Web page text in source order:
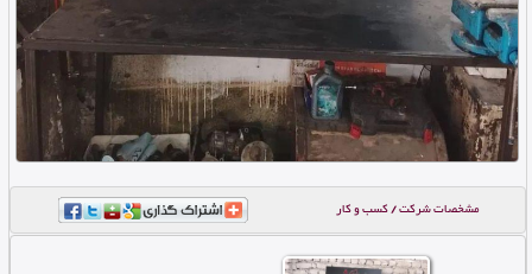
مشخصات شرکت / کسب و کار